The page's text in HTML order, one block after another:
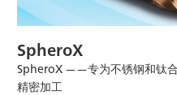
SpheroX
SpheroX ——专为不锈钢和钛
精密加工